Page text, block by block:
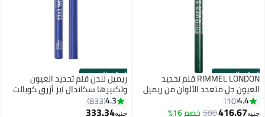
الستور الرسمي RIMMEL LONDON قلم تحديد
العيون جل متعدد الألوان من ريميل
ثريل سيكر، 004 فلاش الغابة، 1.2
جرام
4.4
10
جنيه416.67
500 خصم 16%
الستور الرسمي
ريميل لندن قلم تحديد العيون
وتكبيرها سكاندال آيز أزرق كوبالت
04
4.3
833
جنيه333.34
أقل سعر في 7 يوم
توصيل مجاني